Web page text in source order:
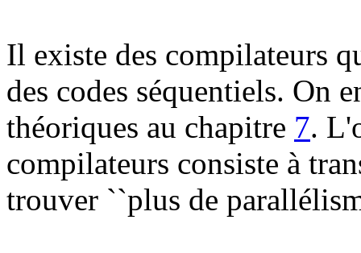
Il existe des compilateurs
des codes séquentiels. On
théoriques au chapitre 7.
compilateurs consiste à
trouver ``plus de